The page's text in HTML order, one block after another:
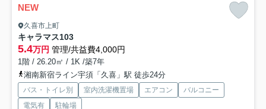
NEW
久喜市上町
キャラマス103
5.4万円 管理/共益費4,000円
1階 / 26.20㎡ / 1K /築7年
湘南新宿ライン宇須「久喜」駅 徒歩24分
バス・トイレ別 室内洗濯機置場 エアコン
バルコニー
電気有
駐輪場